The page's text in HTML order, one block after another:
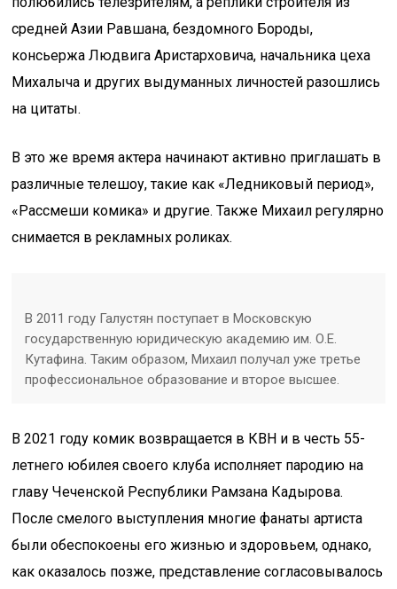
средней Азии Равшана, бездомного Бороды,
консьержа Людвига Аристарховича, начальника цеха
Михалыча и других выдуманных личностей разошлись
на цитаты.
В это же время актера начинают активно приглашать в
различные телешоу, такие как «Ледниковый период»,
«Рассмеши комика» и другие. Также Михаил регулярно
снимается в рекламных роликах.
В 2011 году Галустян поступает в Московскую
государственную юридическую академию им. О.Е.
Кутафина. Таким образом, Михаил получал уже третье
профессиональное образование и второе высшее.
В 2021 году комик возвращается в КВН и в честь 55-
летнего юбилея своего клуба исполняет пародию на
главу Чеченской Республики Рамзана Кадырова.
После смелого выступления многие фанаты артиста
были обеспокоены его жизнью и здоровьем, однако,
как оказалось позже, представление согласовывалось